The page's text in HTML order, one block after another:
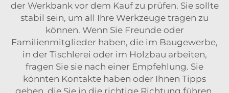
der Werkbank vor dem Kauf zu prüfen. Sie sollte
stabil sein, um all Ihre Werkzeuge tragen zu
können. Wenn Sie Freunde oder
Familienmitglieder haben, die im Baugewerbe,
in der Tischlerei oder im Holzbau arbeiten,
fragen Sie sie nach einer Empfehlung. Sie
könnten Kontakte haben oder Ihnen Tipps
geben, die Sie in die richtige Richtung führen.